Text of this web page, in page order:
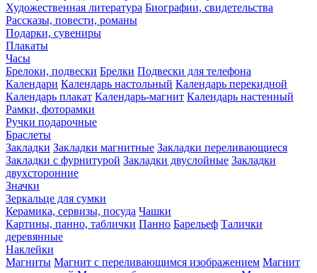
Художественная литература Биографии, свидетельства
Рассказы, повести, романы
Подарки, сувениры
Плакаты
Часы
Брелоки, подвески Брелки Подвески для телефона
Календари Календарь настольный Календарь перекидной
Календарь плакат Календарь-магнит Календарь настенный
Рамки, фоторамки
Ручки подарочные
Браслеты
Закладки Закладки магнитные Закладки переливающиеся
Закладки с фурнитурой Закладки двуслойные Закладки
двухсторонние
Значки
Зеркальце для сумки
Керамика, сервизы, посуда Чашки
Картины, панно, таблички Панно Барельеф Талички
деревянные
Наклейки
Магниты Магнит с переливающимся изображением Магнит